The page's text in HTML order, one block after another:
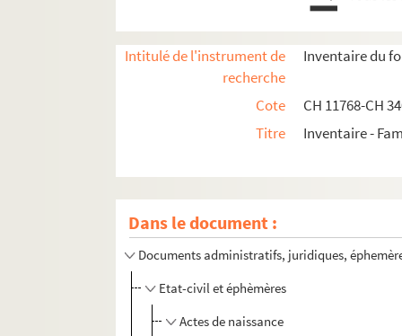
Intitulé de l'instrument de
recherche
Inventaire du
Cote
CH 11768-CH
Titre
Inventaire -
Dans le document :
Documents administratifs, juridiques,
Etat-civil et éphèmères
Actes de naissance